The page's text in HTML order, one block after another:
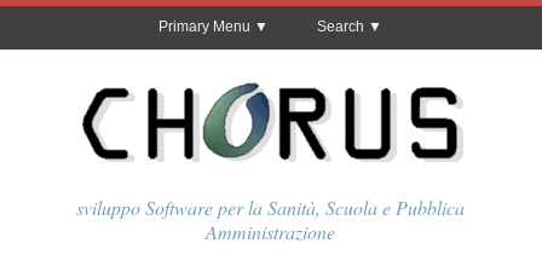
Primary Menu Search
sviluppo Software per la Sanità, Scuola e Pubblica
Amministrazione